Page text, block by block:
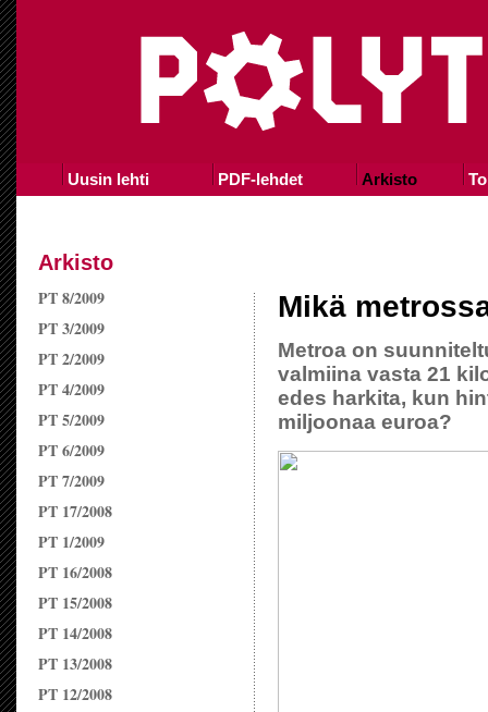
Uusin lehti PDF-lehdet Arkisto
Arkisto
PT 8/2009
PT 3/2009
PT 2/2009
PT 4/2009
PT 5/2009
PT 6/2009
PT 7/2009
PT 17/2008
PT 1/2009
PT 16/2008
PT 15/2008
PT 14/2008
PT 13/2008
PT 12/2008
Mikä
Metroa on
valmiina vasta 21
edes harkita, kun
miljoonaa euroa?